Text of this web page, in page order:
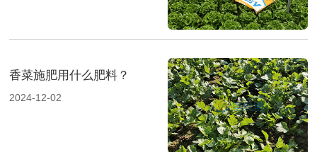
香菜施肥用什么肥料？
2024-12-02